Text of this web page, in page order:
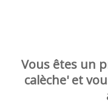
Vous êtes un
calèche' et